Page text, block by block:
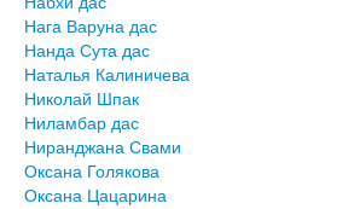
Нага Варуна дас
Нанда Сута дас
Наталья Калиничева
Николай Шпак
Ниламбар дас
Ниранджана Свами
Оксана Голякова
Оксана Цацарина